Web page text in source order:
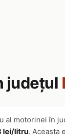
județul
al motorinei în
lei/litru. Aceasta